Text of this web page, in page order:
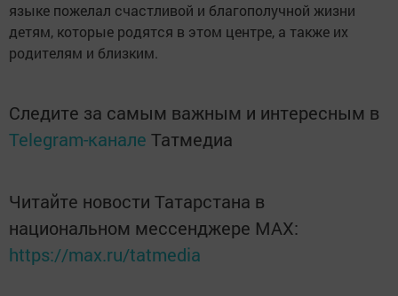
языке пожелал счастливой и благополучной жизни
детям, которые родятся в этом центре, а также их
родителям и близким.
Следите за самым важным и интересным в
Telegram-канале Татмедиа
Читайте новости Татарстана в
национальном мессенджере MАХ:
https://max.ru/tatmedia